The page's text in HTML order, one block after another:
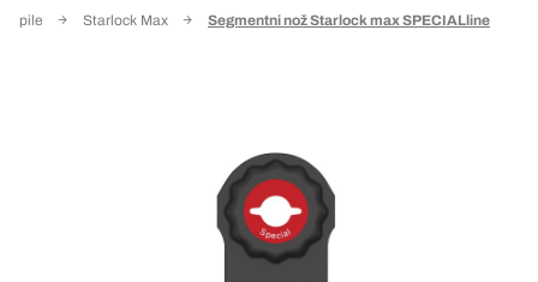
pile Starlock Max Segmentni nož Starlock max SPECIALline